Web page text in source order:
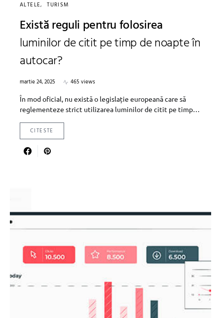
ALTELE TURISM
Există reguli pentru folosirea
luminilor de citit pe timp de noapte în
autocar?
martie 24, 2025
465 views
În mod oficial, nu există o legislație europeană care să
reglementeze strict utilizarea luminilor de citit pe timp…
CITESTE